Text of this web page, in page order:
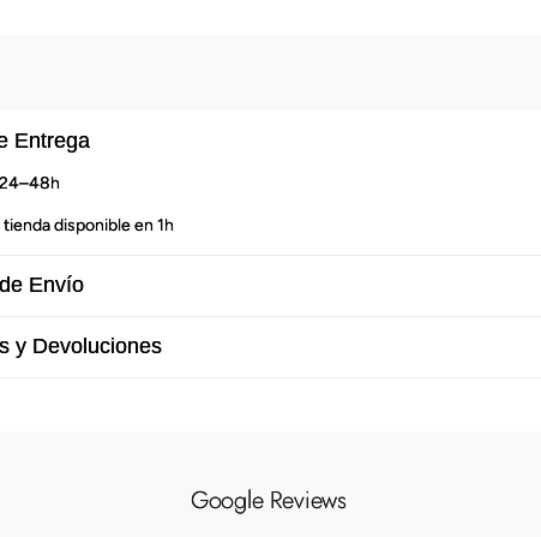
Entrega
disponible en 1h
Envío
y Devoluciones
Google Reviews